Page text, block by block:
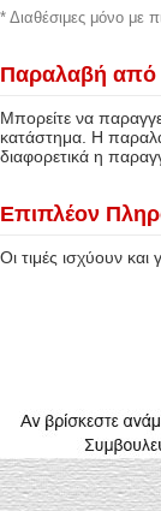
* Διαθέσιμες μόνο με
Παραλαβή από
Μπορείτε να
κατάστημα. Η
διαφορετικά η
Επιπλέον
Οι τιμές ισχύουν